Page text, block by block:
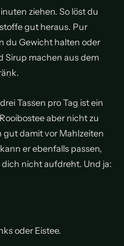
ziehen. So löst du
gut heraus. Pur
du Gewicht halten oder
Sirup machen aus dem
Tassen pro Tag ist ein
aber nicht zu
gut damit vor Mahlzeiten
er ebenfalls passen,
nicht aufdreht. Und ja:
oder Eistee.